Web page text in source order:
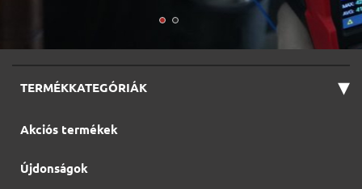
TERMÉKKATEGÓRIÁK ▾
Akciós termékek
Újdonságok